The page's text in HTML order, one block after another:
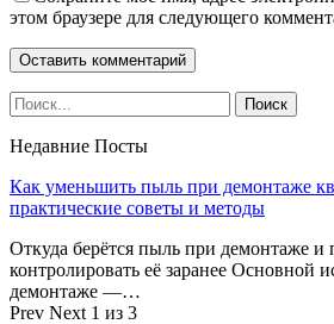
этом браузере для следующего
Недавние Посты
Как уменьшить пыль при демонтаже
практические советы и методы
Откуда берётся пыль при демонтаже и
контролировать её заранее Основной
демонтаже —…
Prev Next 1 из 3